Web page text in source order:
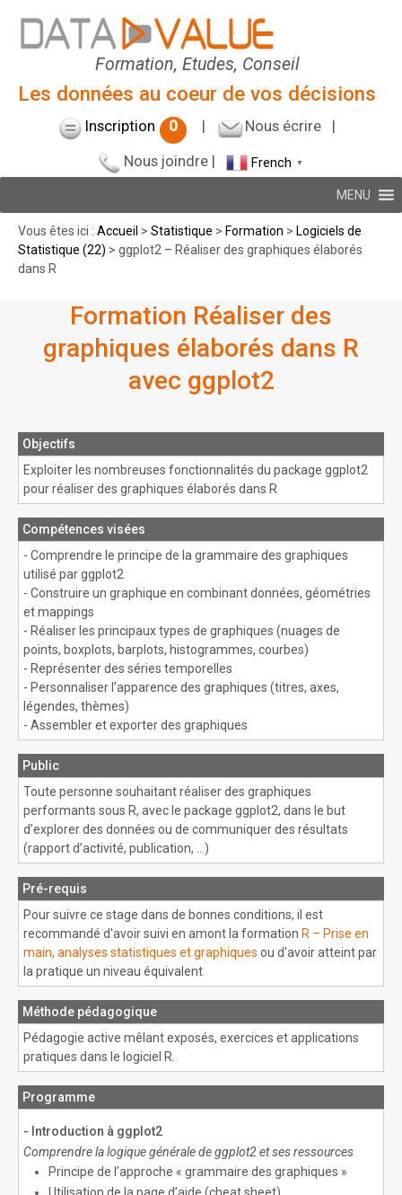
Formation, Etudes, Conseil
Les données au coeur de vos décisions
Inscription 0 | Nous écrire|
Nous joindre| French ▼
MENU
Vous êtes ici : Accueil > Statistique > Formation > Logiciels de
Statistique (22) > ggplot2 – Réaliser des graphiques élaborés
dans R
Formation Réaliser des
graphiques élaborés dans R
avec ggplot2
Objectifs
Exploiter les nombreuses fonctionnalités du package ggplot2
pour réaliser des graphiques élaborés dans R
Compétences visées
- Comprendre le principe de la grammaire des graphiques
utilisé par ggplot2
- Construire un graphique en combinant données, géométries
et mappings
- Réaliser les principaux types de graphiques (nuages de
points, boxplots, barplots, histogrammes, courbes)
- Représenter des séries temporelles
- Personnaliser l’apparence des graphiques (titres, axes,
légendes, thèmes)
- Assembler et exporter des graphiques
Public
Toute personne souhaitant réaliser des graphiques
performants sous R, avec le package ggplot2, dans le but
d’explorer des données ou de communiquer des résultats
(rapport d’activité, publication, ...)
Pré-requis
Pour suivre ce stage dans de bonnes conditions, il est
recommandé d'avoir suivi en amont la formation R – Prise en
main, analyses statistiques et graphiques ou d'avoir atteint par
la pratique un niveau équivalent
Méthode pédagogique
Pédagogie active mêlant exposés, exercices et applications
pratiques dans le logiciel R.
Programme
- Introduction à ggplot2
Comprendre la logique générale de ggplot2 et ses ressources
Principe de l’approche « grammaire des graphiques »
Utilisation de la page d’aide (cheat sheet)